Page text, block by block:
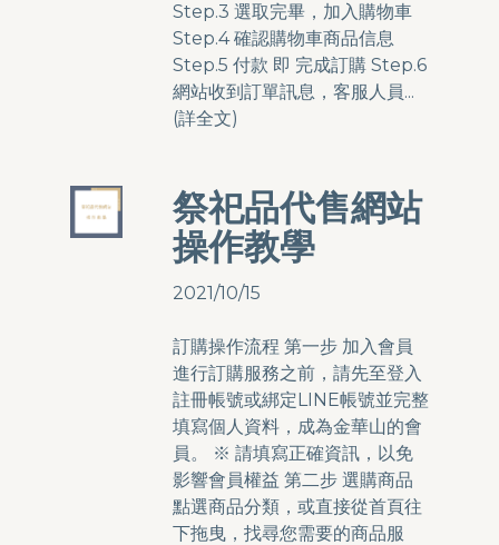
Step.3 選取完畢，加入購物車
Step.4 確認購物車商品信息
Step.5 付款 即 完成訂購 Step.6
網站收到訂單訊息，客服人員...
(詳全文)
祭祀品代售網站
操作教學
2021/10/15
訂購操作流程 第一步 加入會員
進行訂購服務之前，請先至登入
註冊帳號或綁定LINE帳號並完整
填寫個人資料，成為金華山的會
員。 ※ 請填寫正確資訊，以免
影響會員權益 第二步 選購商品
點選商品分類，或直接從首頁往
下拖曳，找尋您需要的商品服